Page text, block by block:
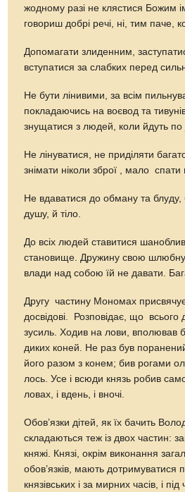
жодному разі не клястися Божим
говориш добрі речі, ні, тим паче,
Допомагати злиденним,
вступатися за слабких перед
Не бути лінивими, за всім
покладаючись на воєвод та
знущатися з людей, коли йдуть по
Не лінуватися, не приділяти
знімати ніколи зброї , мало спати
Не вдаватися до обману та
душу, й тіло.
До всіх людей ставитися
становище. Дружину свою
влади над собою їй не давати.
Другу частину Мономах
досвідові. Розповідає, що всього
зусиль. Ходив на лови, вполював
диких коней. Не раз був
його разом з конем; бив рогами
лось. Усе і всюди князь робив
ловах, і вдень, і вночі.
Обов’язки дітей, як їх бачить
складаються теж із двох частин:
княжі. Князі, окрім виконання
обов’язків, мають дотримуватися
князівських і за мирних часів, і під